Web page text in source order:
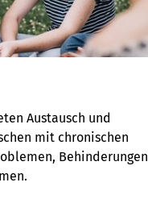
Austausch und
mit chronischen
Behinderungen